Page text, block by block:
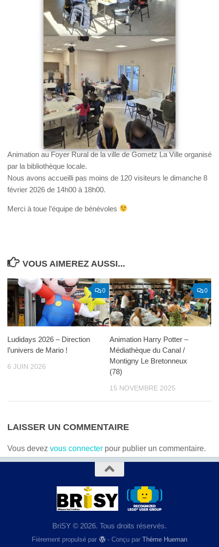
Animation au Foyer Rural de la ville de Gometz La Ville organisé
par la bibliothèque locale.
Nous avons accueilli pas moins de 120 visiteurs le dimanche 8
février 2026 de 14h00 à 18h00.
Merci à toue l’équipe de bénévoles
VOUS AIMEREZ AUSSI...
0
Ludidays 2026 – Direction
l’univers de Mario !
6 JUIN 2026
0
Animation Harry Potter –
Médiathèque du Canal /
Montigny Le Bretonneux
(78)
15 NOVEMBRE 2025
LAISSER UN COMMENTAIRE
Vous devez vous connecter pour publier un commentaire.
BriSY © 2026. Tous droits réservés.
Fièrement propulsé par - Conçu par Thème Hueman